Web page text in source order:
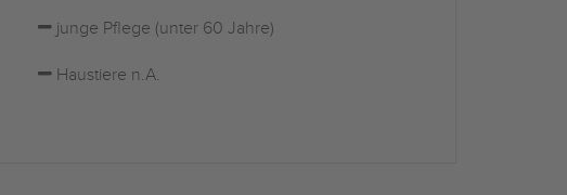
junge Pflege (unter 60 Jahre)
Haustiere n.A.